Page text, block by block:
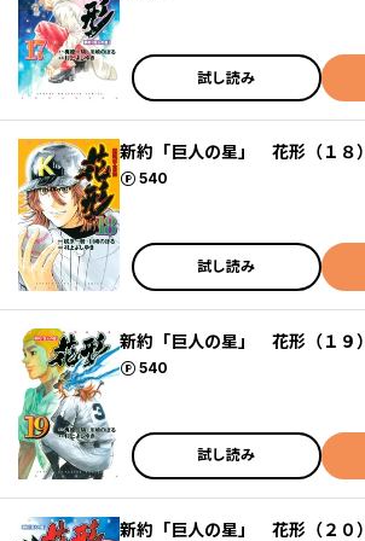
試し読み
新約「巨人の星」 花形（１８）
540
ポイント
試し読み
新約「巨人の星」 花形（１９）
540
ポイント
試し読み
新約「巨人の星」 花形（２０）